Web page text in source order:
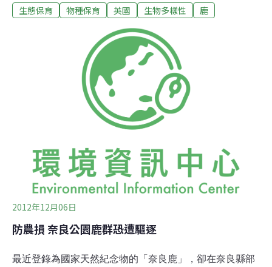
在合理的數量內。而比起過去所建議20%~30%的獵殺
林地有相當災難性的影響、破壞農作物、在公路上造成意
外並威脅到市區的公共安全。東英格利亞大學教授Dr.
Paul Dolman表示，由經過訓練並持有執照的專業獵人來
進行獵殺，是最能有效控制鹿群數量的方法。雖然鹿群的
活動範圍僅限於貴族的私人土地上，但事實上直到在維多
利亞女王時代重新引入鹿群之前，英格蘭本土的野生鹿群
早已消失1000年了。現今鹿群的數量已經超過冰河時期時
知道確切的數量。每年因為在馬路上和鹿相撞引發的交通
事故，造成1萬4000多
生態保育 物種保育 英國 生物多樣性 鹿
2012年12月06日
防農損 奈良公園鹿群恐遭驅逐
最近登錄為國家天然紀念物的「奈良鹿」，卻在奈良縣部